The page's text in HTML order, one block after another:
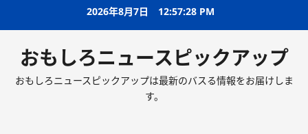
2026年8月7日 12:57:29 PM
おもしろニュースピックアップ
おもしろニュースピックアップは最新のバスる情報をお届けしま
す。